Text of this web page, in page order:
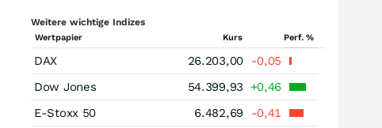
Weitere wichtige Indizes
Wertpapier Kurs Perf. %
DAX 26.203,00
-0,05
Dow Jones
54.399,93
+0,46
E-Stoxx 50
6.482,69
-0,41